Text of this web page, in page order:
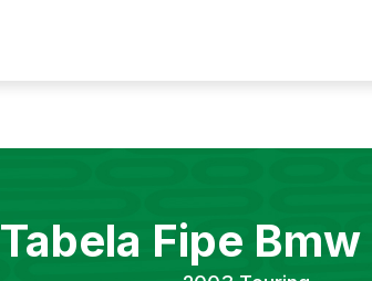
Tabela Fipe Bmw